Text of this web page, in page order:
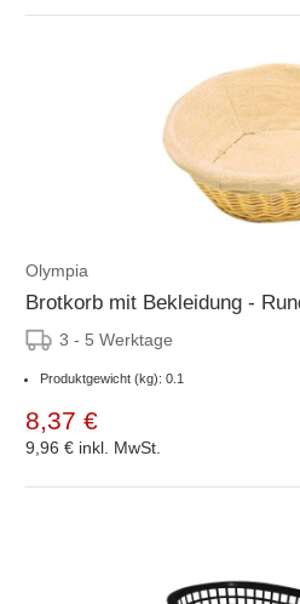
Olympia
Brotkorb mit Bekleidung -
3 - 5 Werktage
Produktgewicht (kg): 0.1
8,37 €
9,96 € inkl. MwSt.